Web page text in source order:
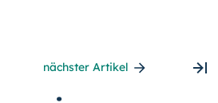
nächster Artikel